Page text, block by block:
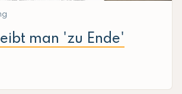
man 'zu Ende'